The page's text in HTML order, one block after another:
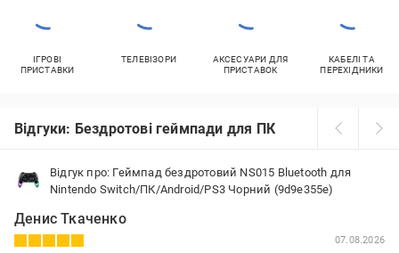
ІГРОВІ
ПРИСТАВКИ
ТЕЛЕВІЗОРИ
АКСЕСУАРИ ДЛЯ
ПРИСТАВОК
КАБЕЛІ ТА
ПЕРЕХІДНИКИ
Відгуки: Бездротові геймпади для ПК
Відгук про: Геймпад бездротовий NS015 Bluetooth для
Nintendo Switch/ПК/Android/PS3 Чорний (9d9e355e)
Денис Ткаченко
07.08.2026